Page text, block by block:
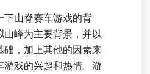
下山脊赛车游戏的背
峰为主要背景，并以
础，加上其他的因素来
游戏的兴趣和热情。游